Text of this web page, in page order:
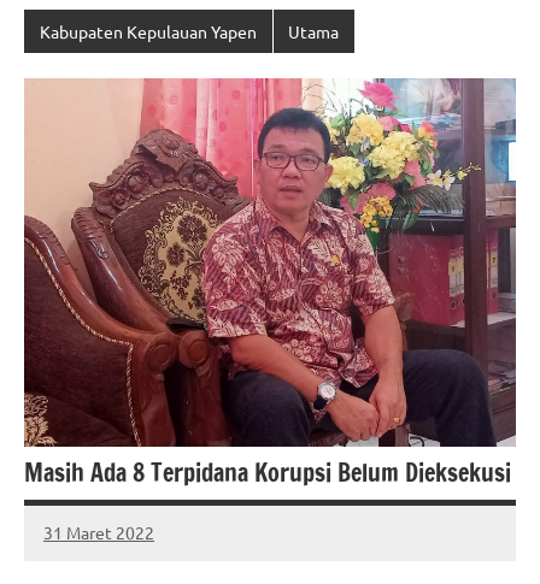
Kabupaten Kepulauan Yapen Utama
Masih Ada 8 Terpidana Korupsi Belum Dieksekusi
31 Maret 2022
MEPAGO
No